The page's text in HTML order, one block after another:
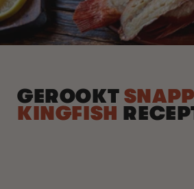
GEROOKT
KINGFISH